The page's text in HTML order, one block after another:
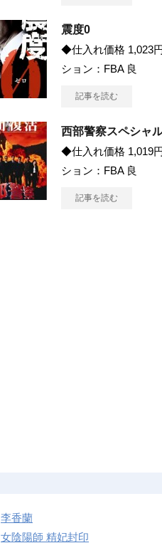
震度0
◆仕入れ価格 1,023
ション：FBA 良
記事を読む
西部警察スペシャ
◆仕入れ価格 1,019
ション：FBA 良
記事を読む
李香蘭
女陰陽師 精妃封印